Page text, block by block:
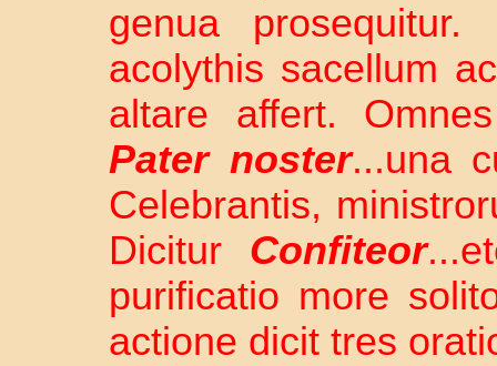
genua prosequitur.
acolythis sacellum
altare affert.
Pater noster...una
Celebrantis,
Dicitur Confiteor
purificatio more
actione dicit tres